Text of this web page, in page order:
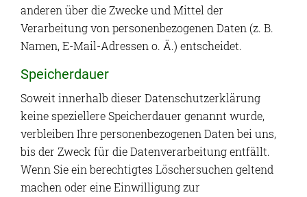
anderen über die Zwecke und Mittel der
Verarbeitung von personenbezogenen Daten (z. B.
Namen, E-Mail-Adressen o. Ä.) entscheidet.
Speicherdauer
Soweit innerhalb dieser Datenschutzerklärung
keine speziellere Speicherdauer genannt wurde,
verbleiben Ihre personenbezogenen Daten bei uns,
bis der Zweck für die Datenverarbeitung entfällt.
Wenn Sie ein berechtigtes Löschersuchen geltend
machen oder eine Einwilligung zur